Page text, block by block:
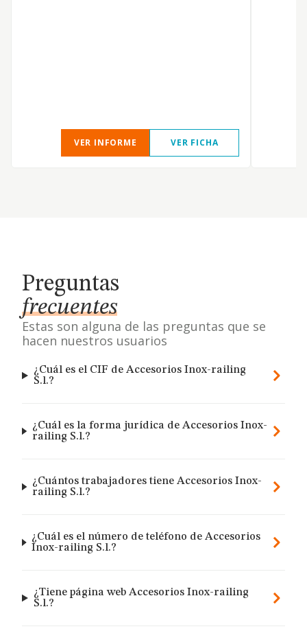
VER INFORME VER FICHA
Preguntas
frecuentes
Estas son alguna de las preguntas que se
hacen nuestros usuarios
¿Cuál es el CIF de Accesorios Inox-railing
S.l.?
¿Cuál es la forma jurídica de Accesorios Inox-
railing S.l.?
¿Cuántos trabajadores tiene Accesorios Inox-
railing S.l.?
¿Cuál es el número de teléfono de Accesorios
Inox-railing S.l.?
¿Tiene página web Accesorios Inox-railing
S.l.?